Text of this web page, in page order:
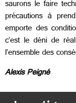
saurons le faire
précautions à
emporte des
c’est le déni de
l’ensemble des
Alexis Peigné